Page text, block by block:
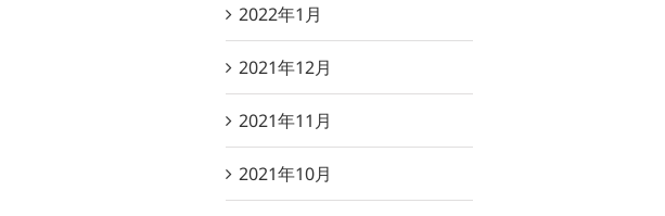
2022年1月
2021年12月
2021年11月
2021年10月